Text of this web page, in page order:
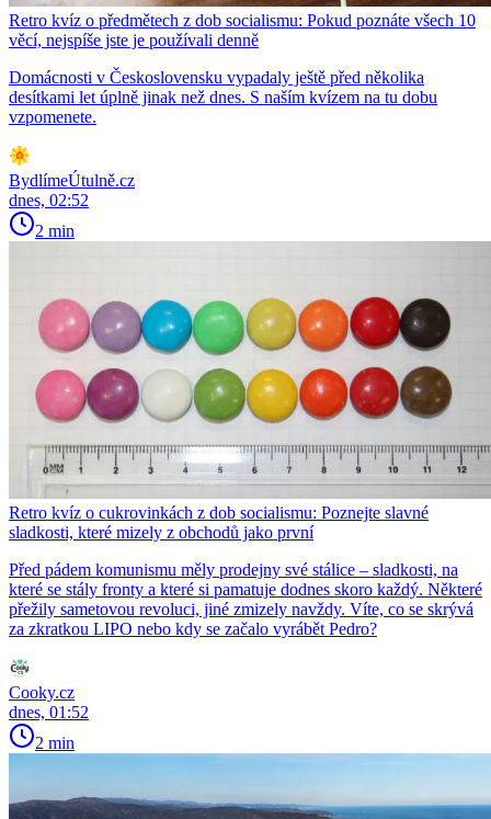
Retro kvíz o předmětech z dob socialismu: Pokud poznáte všech 10
věcí, nejspíše jste je používali denně
Domácnosti v Československu vypadaly ještě před několika
desítkami let úplně jinak než dnes. S naším kvízem na tu dobu
vzpomenete.
BydlímeÚtulně.cz
dnes, 02:52
2 min
Retro kvíz o cukrovinkách z dob socialismu: Poznejte slavné
sladkosti, které mizely z obchodů jako první
Před pádem komunismu měly prodejny své stálice – sladkosti, na
které se stály fronty a které si pamatuje dodnes skoro každý. Některé
přežily sametovou revoluci, jiné zmizely navždy. Víte, co se skrývá
za zkratkou LIPO nebo kdy se začalo vyrábět Pedro?
Cooky.cz
dnes, 01:52
2 min